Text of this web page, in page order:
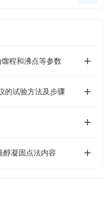
程和沸点等参数
的试验方法及步骤
醇凝固点法内容